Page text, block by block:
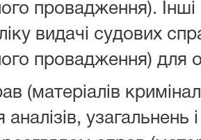
провадження).
видачі судових
провадження) для
(матеріалів
аналізів,